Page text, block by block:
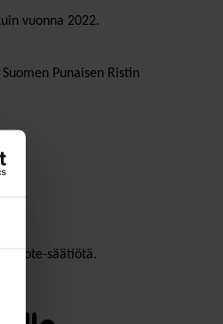
vuonna 2022.
Punaisen Ristin
sote-säätiötä.